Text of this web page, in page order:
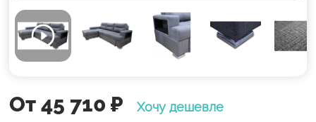
От 45 710 ₽ Хочу дешевле